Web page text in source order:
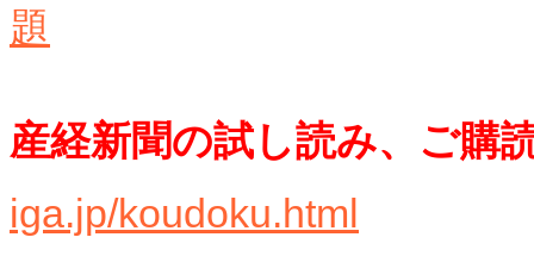
題
産経新聞の試し読み、ご購
iga.jp/koudoku.html